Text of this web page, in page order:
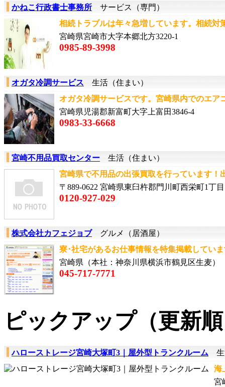
かねこ行政書士事務所 サービス（専門）
相続トラブルは年々急増しています。相続
宮崎県宮崎市大字本郷北方3220-1
0985-89-3998
オガタ冷調サービス 生活（住まい）
オガタ冷調サービスです。宮崎県内でのエ
宮崎県児湯郡新富町大字上富田3846-4
0983-33-6668
宮崎不用品買取センター 生活（住まい）
宮崎県で不用品の出張買取を行っています
〒889-0622 宮崎県東臼杵郡門川町西栄町1丁
0120-927-029
株式会社カフェジョブグルメ（居酒屋）
寮･社宅があるお仕事情報を特集掲載してい
宮崎県（本社：神奈川県横浜市鶴見区生麦）
045-717-7771
ピックアップ（更新
ハローストレージ宮崎大塚町3｜屋外型トランクルーム 生
海
宮